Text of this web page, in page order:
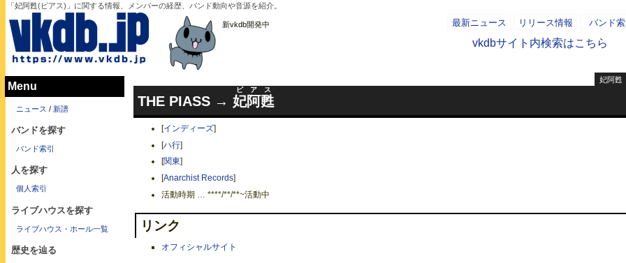
「妃阿甦(ピアス)」に関する情報、メンバーの経歴、バンド動向や音源を紹介。
新vkdb開発中 最新ニュース リリース情報 バンド
vkdbサイト内検索はこちら
- AD -
妃阿甦
THE PIASS → 妃阿甦
ピアス
[インディーズ]
[ハ行]
[関東]
[Anarchist Records]
活動時期 … ****/**/**~活動中
リンク
オフィシャルサイト
Menu
ニュース / 新譜
バンドを探す
バンド索引
人を探す
個人索引
ライブハウスを探す
ライブハウス・ホール一覧
歴史を辿る